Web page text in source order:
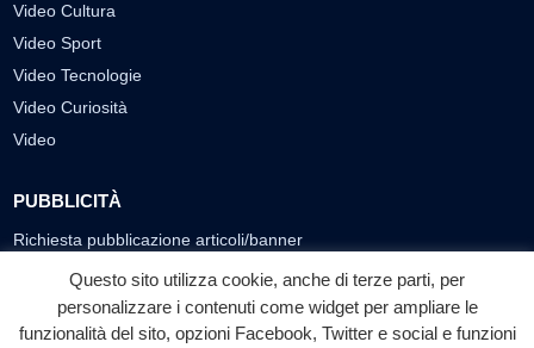
Video Cultura
Video Sport
Video Tecnologie
Video Curiosità
Video
PUBBLICITÀ
Richiesta pubblicazione articoli/banner
SEGUICI SUI SOCIAL
f ◎ ▶
Questo sito utilizza cookie, anche di terze parti, per
personalizzare i contenuti come widget per ampliare le
funzionalità del sito, opzioni Facebook, Twitter e social e funzioni